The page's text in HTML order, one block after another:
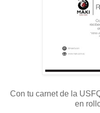
Con tu carnet de la
en